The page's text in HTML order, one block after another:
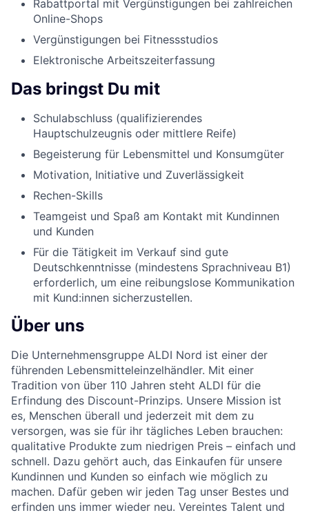
Rabattportal mit Vergünstigungen bei zahlreichen
Online-Shops
Vergünstigungen bei Fitnessstudios
Elektronische Arbeitszeiterfassung
Das bringst Du mit
Schulabschluss (qualifizierendes
Hauptschulzeugnis oder mittlere Reife)
Begeisterung für Lebensmittel und Konsumgüter
Motivation, Initiative und Zuverlässigkeit
Rechen-Skills
Teamgeist und Spaß am Kontakt mit Kundinnen
und Kunden
Für die Tätigkeit im Verkauf sind gute
Deutschkenntnisse (mindestens Sprachniveau B1)
erforderlich, um eine reibungslose Kommunikation
mit Kund:innen sicherzustellen.
Über uns
Die Unternehmensgruppe ALDI Nord ist einer der
führenden Lebensmitteleinzelhändler. Mit einer
Tradition von über 110 Jahren steht ALDI für die
Erfindung des Discount-Prinzips. Unsere Mission ist
es, Menschen überall und jederzeit mit dem zu
versorgen, was sie für ihr tägliches Leben brauchen:
qualitative Produkte zum niedrigen Preis – einfach und
schnell. Dazu gehört auch, das Einkaufen für unsere
Kundinnen und Kunden so einfach wie möglich zu
machen. Dafür geben wir jeden Tag unser Bestes und
erfinden uns immer wieder neu. Vereintes Talent und